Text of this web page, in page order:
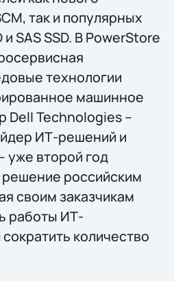
так и популярных
SAS SSD. В PowerStore
технологии
машинное
Dell Technologies –
ИТ-решений и
уже второй год
российским
своим заказчикам
работы ИТ-
количество